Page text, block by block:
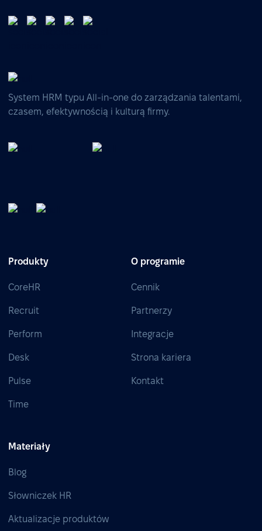
System HRM typu All-in-one do zarządzania talentami,
czasem, efektywnością i kulturą firmy.
Produkty
CoreHR
Recruit
Perform
Desk
Pulse
Time
O programie
Cennik
Partnerzy
Integracje
Strona kariera
Kontakt
Materiały
Blog
Słowniczek HR
Aktualizacje produktów